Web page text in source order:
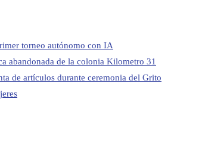
torneo autónomo con IA
abandonada de la colonia Kilometro 31
de artículos durante ceremonia del Grito